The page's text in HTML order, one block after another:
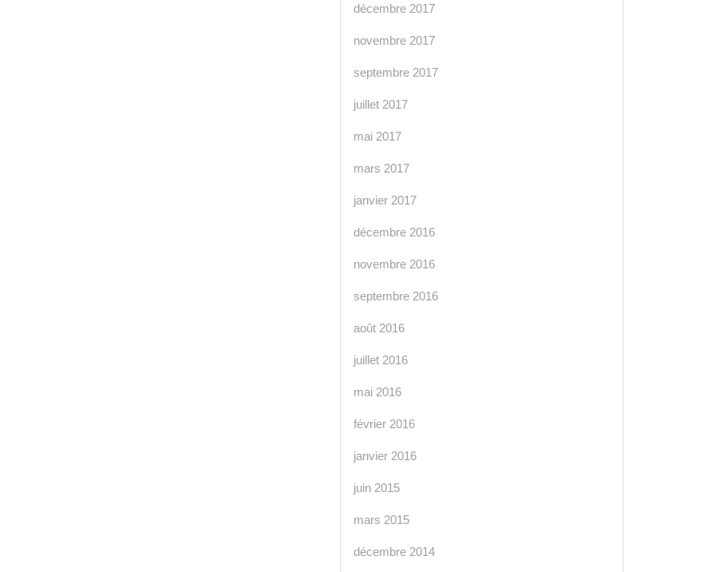
décembre 2017
novembre 2017
septembre 2017
juillet 2017
mai 2017
mars 2017
janvier 2017
décembre 2016
novembre 2016
septembre 2016
août 2016
juillet 2016
mai 2016
février 2016
janvier 2016
juin 2015
mars 2015
décembre 2014